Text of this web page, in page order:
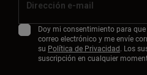
Doy mi consentimiento para
correo electrónico y me envíe
su Política de Privacidad. Los
suscripción en cualquier